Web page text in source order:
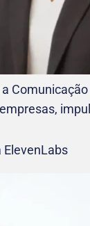
ElevenLabs